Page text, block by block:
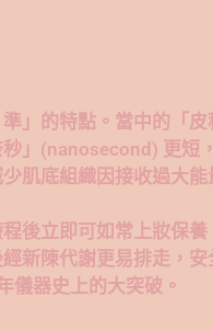
」的特點。當中的「
」(nanosecond) 更短
肌底組織因接收過大能
後立即可如常上妝保
新陳代謝更易排走，
儀器史上的大突破。